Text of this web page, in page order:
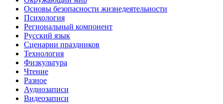
Основы безопасности жизнедеятельности
Психология
Региональный компонент
Русский язык
Сценарии праздников
Технология
Физкультура
Чтение
Разное
Аудиозаписи
Видеозаписи